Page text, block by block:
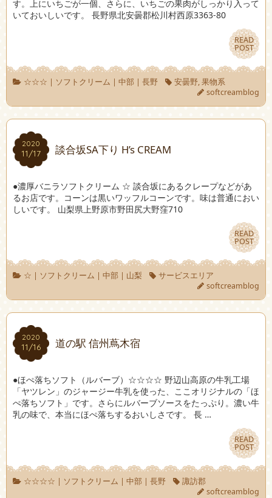
す。上にいちごが一個、さらに、いちごの果肉がしっかり入って
いておいしいです。 長野県北安曇郡松川村西原3363-80
READ
POST
READ
POST
☆☆☆ | ソフトクリーム | 中部 | 長野 安曇野,果物系
softcreamblog
2020
11/17
2020
11/17 談合坂SA下り H’s CREAM
●濃厚バニラソフトクリーム ☆ 談合坂にあるクレープなどがあ
るお店です。コーンは黒いワッフルコーンです。味は普通におい
しいです。 山梨県上野原市野田尻大野窪710
READ
POST
READ
POST
☆ | ソフトクリーム | 中部 | 山梨
サービスエリア
softcreamblog
2020
11/16
2020
11/16 道の駅 信州蔦木宿
●ほぺ落ちソフト（ルバーブ）☆☆☆☆ 野辺山高原の牛乳工場
「ヤツレン」のジャージー牛乳を使った、ここオリジナルの「ほ
ぺ落ちソフト」です。さらにルバーブソースをたっぷり。濃い牛
乳の味で、本当にほぺ落ちするおいしさです。 長 …
READ
POST
READ
POST
☆☆☆☆ | ソフトクリーム | 中部 | 長野
諏訪郡
softcreamblog